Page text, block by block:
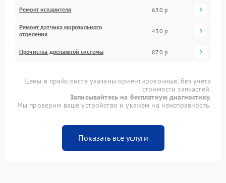
Ремонт испарителя 630 р
Ремонт датчика морозильного
отделения
430 р
Прочистка дренажной системы 870 р
Цены в прайс-листе указаны ориентировочные, без учета
стоимости запчастей.
Записывайтесь на бесплатную диагностику.
Мы проверим ваше устройство и укажем на неисправность.
Показать все услуги